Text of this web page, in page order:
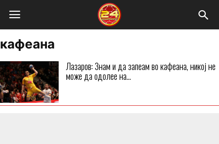
кафеана
Лазаров: Знам и да запеам во кафеана, никој не
може да одолее на...